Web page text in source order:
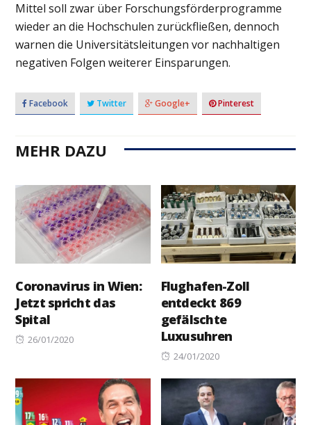
Mittel soll zwar über Forschungsförderprogramme
wieder an die Hochschulen zurückfließen, dennoch
warnen die Universitätsleitungen vor nachhaltigen
negativen Folgen weiterer Einsparungen.
Facebook Twitter Google+ Pinterest
MEHR DAZU
Coronavirus in Wien:
Jetzt spricht das
Spital
Posted
26/01/2020
Flughafen-Zoll
entdeckt 869
gefälschte
Luxusuhren
Posted
24/01/2020